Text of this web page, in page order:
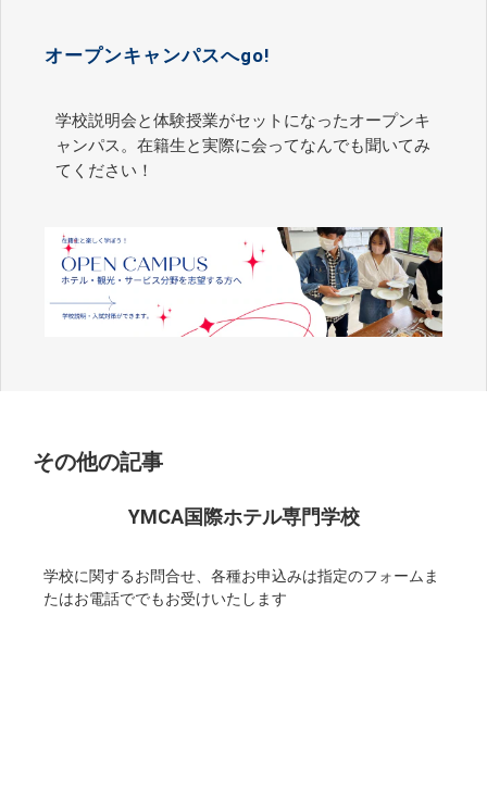
オープンキャンパスへgo!
学校説明会と体験授業がセットになったオープンキ
ャンパス。在籍生と実際に会ってなんでも聞いてみ
てください！
その他の記事
YMCA国際ホテル専門学校
学校に関するお問合せ、各種お申込みは指定のフォームま
たはお電話ででもお受けいたします